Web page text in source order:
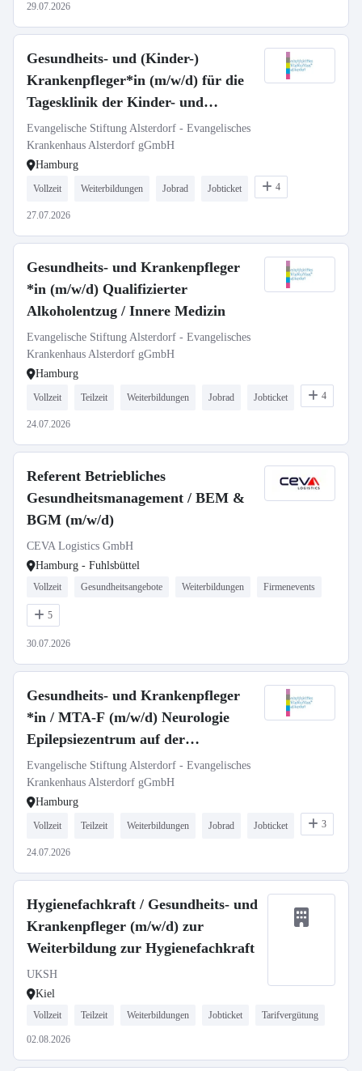
29.07.2026
Gesundheits- und (Kinder-)
Krankenpfleger*in (m/w/d) für die
Tagesklinik der Kinder- und
Jugendpsychiatrie und -
psychotherapie
Evangelische Stiftung Alsterdorf - Evangelisches
Krankenhaus Alsterdorf gGmbH
Hamburg
Vollzeit Weiterbildungen Jobrad Jobticket 4
27.07.2026
Gesundheits- und Krankenpfleger
*in (m/w/d) Qualifizierter
Alkoholentzug / Innere Medizin
Evangelische Stiftung Alsterdorf - Evangelisches
Krankenhaus Alsterdorf gGmbH
Hamburg
Vollzeit Teilzeit Weiterbildungen Jobrad Jobticket 4
24.07.2026
Referent Betriebliches
Gesundheitsmanagement / BEM &
BGM (m/w/d)
CEVA Logistics GmbH
Hamburg - Fuhlsbüttel
Vollzeit Gesundheitsangebote Weiterbildungen Firmenevents
5
30.07.2026
Gesundheits- und Krankenpfleger
*in / MTA-F (m/w/d) Neurologie
Epilepsiezentrum auf der
Monitoring Station
Evangelische Stiftung Alsterdorf - Evangelisches
Krankenhaus Alsterdorf gGmbH
Hamburg
Vollzeit Teilzeit Weiterbildungen Jobrad Jobticket 3
24.07.2026
Hygienefachkraft / Gesundheits- und
Krankenpfleger (m/w/d) zur
Weiterbildung zur Hygienefachkraft
UKSH
Kiel
Vollzeit Teilzeit Weiterbildungen Jobticket Tarifvergütung
02.08.2026